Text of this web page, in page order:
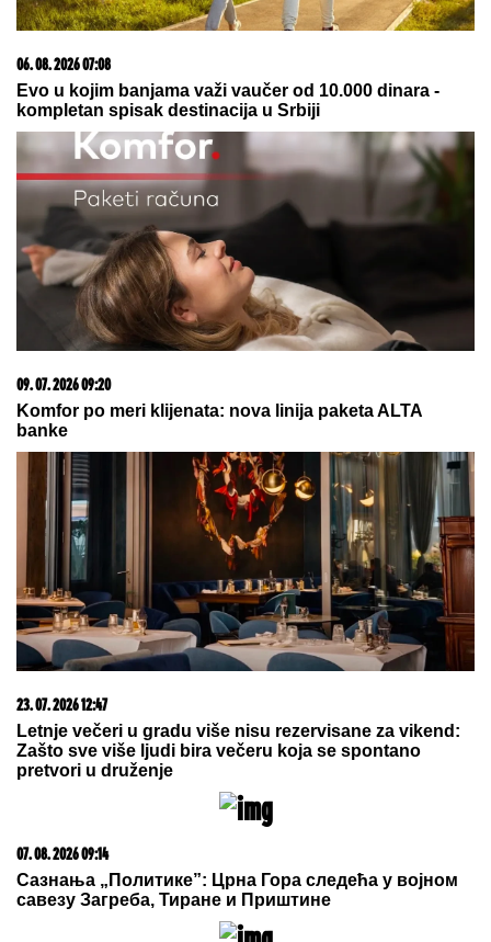
NINA BADRIĆ SE SLIKA U KUPAĆEM NA STENAMA
Napunila 54 godine i mami poglede na čuvenom
ostrvu (FOTO)
LANČANI SUDAR NA GAZELI
Jedna
osoba odmah prevezena u bolnicu,
stvaraju se gužve
PEVAČICA TRPELA NASILJE OD
BIVŠEG PARTNERASada objasnila
kako prepoznati MANIPULATORA:
upozoravala"
Legendarni Boris Beker provodi leto sa ZGODNIM
SINOVIMA, porodična fotografija ZAPALILA
Instagram: Ovo je prizor kakav se RETKO viđa!
Svetom Petkom: Evo po čemu se
razlikuju i zašto jedna na ikonama
drži PLOČICU SA OČIMA